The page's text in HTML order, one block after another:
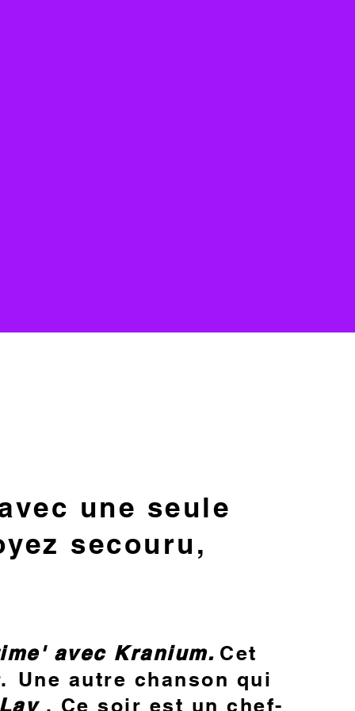
une seule
secouru,
avec Kranium. Cet
Une autre chanson qui
. Ce soir est un chef-